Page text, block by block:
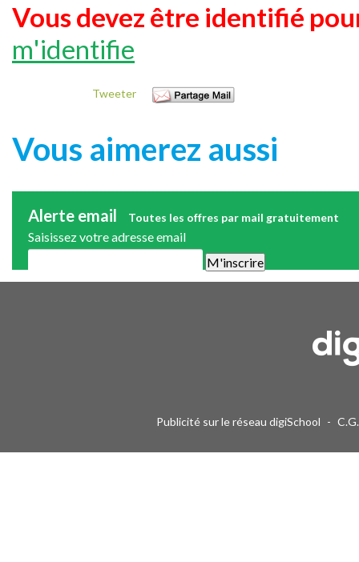
Vous devez être identifié
m'identifie
Tweeter
Vous aimerez aussi
Alerte email Toutes les offres par mail gratuitement
Saisissez votre adresse email
Publicité sur le réseau digiSchool -